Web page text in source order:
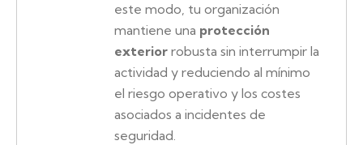
este modo, tu organización
mantiene una protección
exterior robusta sin interrumpir la
actividad y reduciendo al mínimo
el riesgo operativo y los costes
asociados a incidentes de
seguridad.